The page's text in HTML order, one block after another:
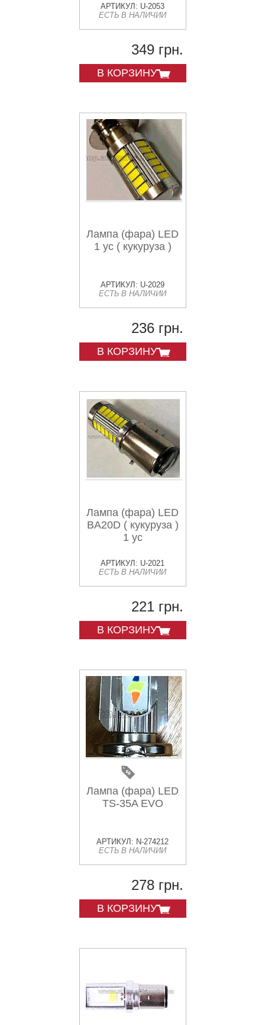
АРТИКУЛ: U-2053
ЕСТЬ В НАЛИЧИИ
349 грн.
В КОРЗИНУ
Лампа (фара) LED
1 ус ( кукуруза )
АРТИКУЛ: U-2029
ЕСТЬ В НАЛИЧИИ
236 грн.
В КОРЗИНУ
Лампа (фара) LED
BA20D ( кукуруза )
1 ус
АРТИКУЛ: U-2021
ЕСТЬ В НАЛИЧИИ
221 грн.
В КОРЗИНУ
Лампа (фара) LED
TS-35A EVO
АРТИКУЛ: N-274212
ЕСТЬ В НАЛИЧИИ
278 грн.
В КОРЗИНУ